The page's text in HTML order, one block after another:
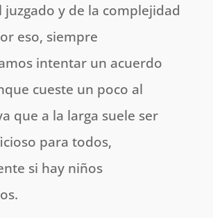
y de la complejidad
eso, siempre
intentar un acuerdo
cueste un poco al
que a la larga suele ser
para todos,
si hay niños